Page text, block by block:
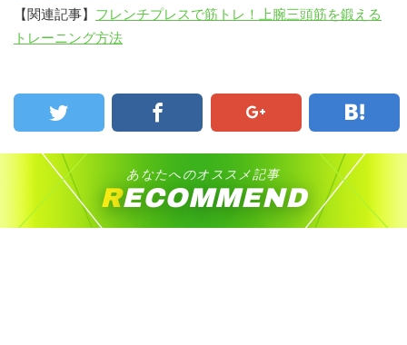
【関連記事】 フレンチプレスで筋トレ！上腕三頭筋を鍛える
トレーニング方法
あなたへのオススメ記事
RECOMMEND